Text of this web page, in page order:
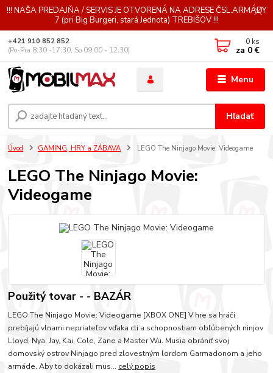
!!! NAŠA PREDAJŇA / SERVIS JE OTVORENÁ NA ADRESE ČSL.ARMÁDY
7 (pri Big Burgeri, stará Jednota) TREBIŠOV !!!
Menu
Hľadať
+421 910 852 852
(Po-Pia 8:30 -17:30, So 09:00 - 12:30)
0 ks
za 0 €
Úvod GAMING, HRY a ZÁBAVA LEGO The Ninjago Movie: Videogame
LEGO The Ninjago Movie:
Videogame
Použitý tovar - - BAZÁR
LEGO The Ninjago Movie: Videogame [XBOX ONE] V hre sa hráči
prebíjajú vlnami nepriateľov vďaka cti a schopnostiam obľúbených ninjov
Lloyd, Nya, Jay, Kai, Cole, Zane a Master Wu. Musia obrániť svoj
domovský ostrov Ninjago pred zlovestným lordom Garmadonom a jeho
armáde. Aby to dokázali mus... celý popis